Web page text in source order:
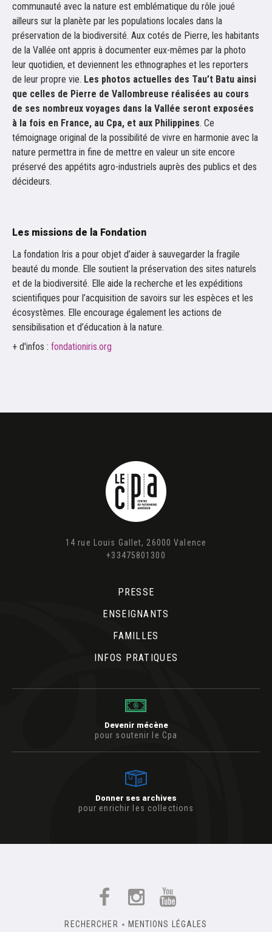
communauté avec la nature est emblématique du rôle joué
ailleurs sur la planète par les populations locales dans la
préservation de la biodiversité. Aux cotés de Pierre, les habitants
de la Vallée ont appris à documenter eux-mêmes par la photo
leur quotidien, et deviennent les ethnographes et les reporters
de leur propre vie. Les photos actuelles des Tau’t Batu ainsi
que celles de Pierre de Vallombreuse réalisées au cours
de ses nombreux voyages dans la Vallée seront exposées
à la fois en France, au Cpa, et aux Philippines. Ce
témoignage original de la possibilité de vivre en harmonie avec la
nature permettra in fine de mettre en valeur un site encore
préservé des appétits agro-industriels auprès des publics et des
décideurs.
Les missions de la Fondation
La fondation Iris a pour objet d’aider à sauvegarder la fragile
beauté du monde. Elle soutient la préservation des sites naturels
et de la biodiversité. Elle aide la recherche et les expéditions
scientifiques pour l’acquisition de savoirs sur les espèces et les
écosystèmes. Elle encourage également les actions de
sensibilisation et d’éducation à la nature.
+ d'infos : fondationiris.org
14 rue Louis Gallet, 26000 Valence
+33475801300
PRESSE
ENSEIGNANTS
FAMILLES
INFOS PRATIQUES
Devenir mécène
pour soutenir le Cpa
Donner ses archives
pour enrichir les collections
RECHERCHER MENTIONS LÉGALES